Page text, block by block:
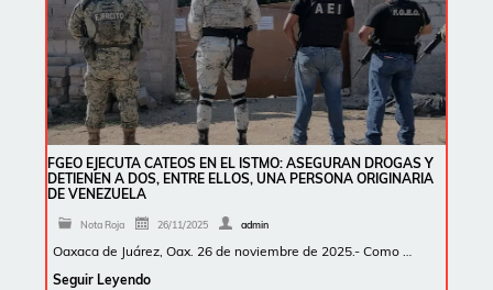
FGEO EJECUTA CATEOS EN EL ISTMO: ASEGURAN DROGAS Y
DETIENEN A DOS, ENTRE ELLOS, UNA PERSONA ORIGINARIA
DE VENEZUELA
Nota Roja 26/11/2025 admin
Oaxaca de Juárez, Oax. 26 de noviembre de 2025.- Como …
Seguir Leyendo